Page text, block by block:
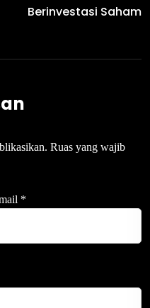
Berinvestasi Saham
Ruas yang wajib
*